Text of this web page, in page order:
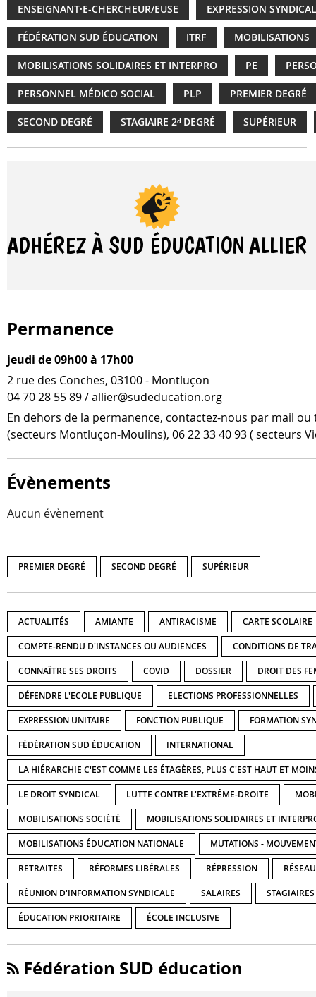
ENSEIGNANT·E-CHERCHEUR/EUSE EXPRESSION
FÉDÉRATION SUD ÉDUCATION ITRF MOBILISATIONS
MOBILISATIONS SOLIDAIRES ET INTERPRO PE
PERSONNEL MÉDICO SOCIAL PLP PREMIER DEGRÉ
SECOND DEGRÉ STAGIAIRE 2ᵈ DEGRÉ SUPÉRIEUR
ADHÉREZ À SUD ÉDUCATION ALLIER
Permanence
jeudi de 09h00 à 17h00
2 rue des Conches, 03100 - Montluçon
04 70 28 55 89 / allier@sudeducation.org
En dehors de la per­ma­nence, contactez-​nous par mail ou
(sec­teurs Montluçon-​Moulins), 06 22 33 40 93 ( sec­teurs
Évènements
Aucun évènement
PREMIER DEGRÉ SECOND DEGRÉ SUPÉRIEUR
ACTUALITÉS AMIANTE ANTIRACISME CARTE SCOLAIRE
COMPTE-RENDU D'INSTANCES OU AUDIENCES CONDITIONS DE
CONNAÎTRE SES DROITS COVID DOSSIER DROIT DES
DÉFENDRE L'ECOLE PUBLIQUE ELECTIONS PROFESSIONNELLES
EXPRESSION UNITAIRE FONCTION PUBLIQUE FORMATION
FÉDÉRATION SUD ÉDUCATION INTERNATIONAL
LA HIÉRARCHIE C'EST COMME LES ÉTAGÈRES, PLUS C'EST HAUT ET
LE DROIT SYNDICAL LUTTE CONTRE L'EXTRÊME-DROITE
MOBILISATIONS SOCIÉTÉ MOBILISATIONS SOLIDAIRES ET
MOBILISATIONS ÉDUCATION NATIONALE MUTATIONS -
RETRAITES RÉFORMES LIBÉRALES RÉPRESSION
RÉUNION D'INFORMATION SYNDICALE SALAIRES STAGIAIRES
ÉDUCATION PRIORITAIRE ÉCOLE INCLUSIVE
Fédération SUD éducation